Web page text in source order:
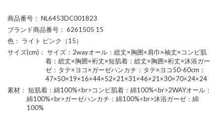
商品番号 ： NL6453DC001823
ブランド商品番号 ： 6261505 15
色 ： ライト ピンク（15）
サイズ(cm) ： サイズ：2wayオール：総丈×胸囲×肩巾×袖丈×コンビ肌
着：総丈×胸囲×裄丈×短肌着：総丈×胸囲×裄丈×沐浴ガー
ゼ：タテ×ヨコ×ガーゼハンカチ：タテ×ヨコ50-60cm：
47×50×19×16×44×52×21×31×46×21×30×70×24×24
素材 ： 短肌着：綿100%<br>コンビ肌着：綿100%<br>2WAYオール：
綿100%<br>ガーゼハンカチ：綿100%<br>沐浴ガーゼ：綿
100%